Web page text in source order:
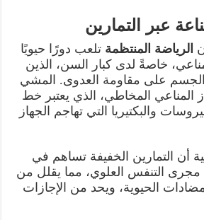
عبر التمارين
الرياضة المنتظمة تلعب دورًا حيويًا
خاصةً لدى كبار السن، الذين
الجسم على مقاومة العدوى. المشي
المناعي المخاطي، الذي يعتبر خط
والبكتيريا التي تهاجم الجهاز
أن التمارين الخفيفة تساهم في
مجرى التنفس العلوي، مما يقلل من
الحيوية، ويحد من الإجازات